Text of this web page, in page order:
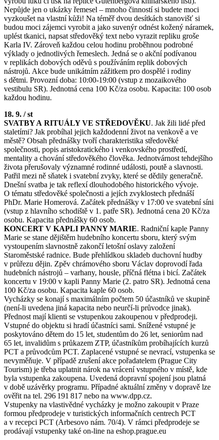
Nepůjde jen o ukázky řemesel – mnoho činností si budete moci
vyzkoušet na vlastní kůži! Na téměř dvou desítkách stanovišť si
budou moci zájemci vyrobit a jako suvenýr odnést kožený náramek,
uplést tkanici, napsat středověký text nebo vyrazit repliku groše
Karla IV. Zároveň každou celou hodinu proběhnou podrobné
výklady o jednotlivých řemeslech. Jedná se o akční podívanou
v replikách dobových oděvů s používáním replik dobových
nástrojů. Akce bude unikátním zážitkem pro dospělé i rodiny
s dětmi. Provozní doba: 10:00-19:00 (vstup z mozaikového
vestibulu SR). Jednotná cena 100 Kč/za osobu. Kapacita: 100 osob
každou hodinu.
18. 9. / st
SVATBY A RITUÁLY VE STŘEDOVĚKU. Jak žili lidé před
staletími? Jak probíhal jejich každodenní život na venkově a ve
městě? Obsah přednášky tvoří charakteristika středověké
společnosti, popis aristokratického i venkovského prostředí,
mentality a chování středověkého člověka. Jednotvárnost tehdejšího
života přerušovaly významné rodinné události, poutě a slavnosti.
Patřil mezi ně sňatek i svatební zvyky, které se dědily generačně.
Dnešní svatba je tak reflexí dlouhodobého historického vývoje.
O tématu středověké společnosti a jejích zvyklostech přednáší
PhDr. Marie Homerová. Začátek přednášky v 17:00 ve svatební síni
(vstup z hlavního schodiště v 1. patře SR). Jednotná cena 20 Kč/za
osobu. Kapacita přednášky 60 osob.
KONCERT V KAPLI PANNY MARIE. Radniční kaple Panny
Marie se stane dějištěm hudebního koncertu sboru, který svým
vystoupením slavnostně zakončí letošní oslavy založení
Staroměstské radnice. Bude přehlídkou skladeb duchovní hudby
v průřezu dějin. Zpěv chrámového sboru Václav doprovodí řada
hudebních nástrojů – varhany, housle, příčná flétna i bicí. Začátek
koncertu v 19:00 v kapli Panny Marie (2. patro SR). Jednotná cena
100 Kč/za osobu. Kapacita kaple 60 osob.
Vycházky se konají s maximálním počtem 50 účastníků ve skupině
(není-li uvedena jiná kapacita nebo neurčí-li průvodce jinak).
Přednost mají klienti se vstupenkou zakoupenou v předprodeji.
Vstupné do objektu si hradí účastníci sami. Snížené vstupné je
poskytováno dětem do 15 let, studentům do 26 let, seniorům nad
65 let, invalidům s průkazem ZTP, účastníkům probíhajících kurzů
PCT a průvodcům PCT. Zaplacené vstupné se nevrací, vstupenka se
nevyměňuje. V případě zrušení akce pořadatelem (Prague City
Tourism) je třeba uplatnit nárok na vrácení vstupného v místě, kde
byla vstupenka zakoupena. Uvedená dopravní spojení jsou platná
v době uzávěrky programu. Případné aktuální změny v dopravě lze
ověřit na tel. 296 191 817 nebo na www.dpp.cz.
Vstupenky na vlastivědné vycházky je možno zakoupit v Praze
formou předprodeje v turistických informačních centrech PCT
a v recepci PCT (Arbesovo nám. 70/4). V rámci předprodeje se
prodávají vstupenky také on-line na eshop.prague.eu